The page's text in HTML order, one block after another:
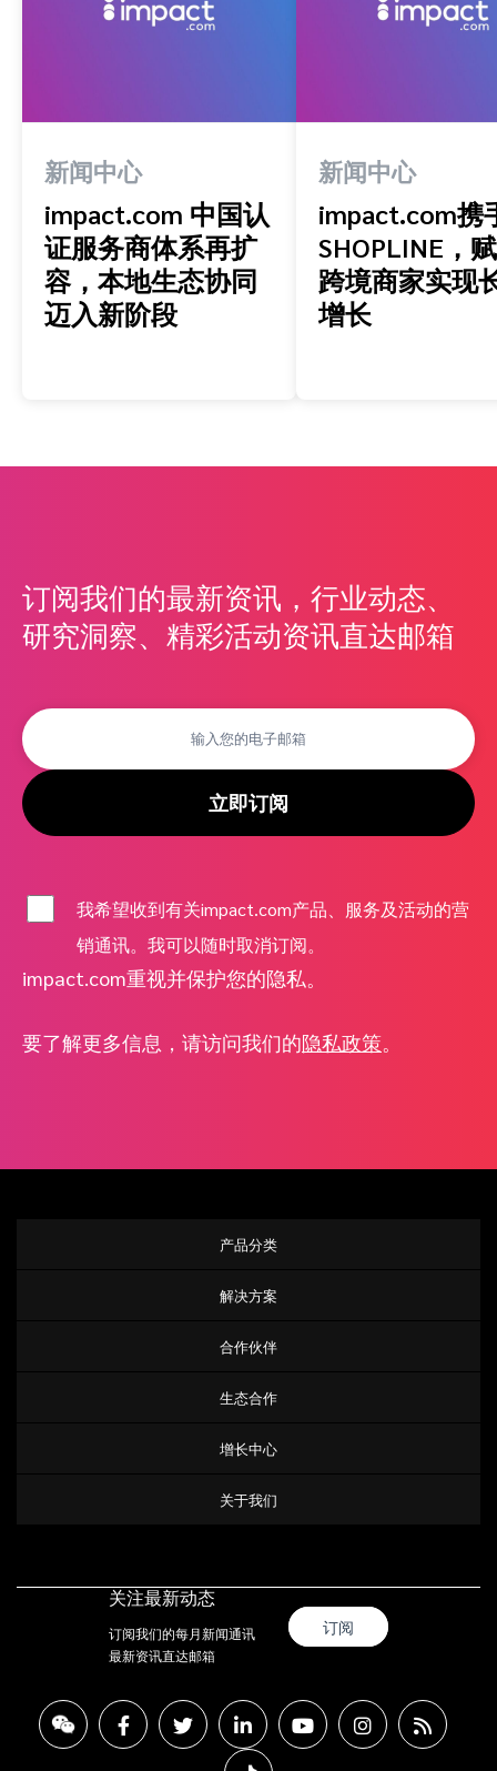
新闻中心
impact.com 中国认
证服务商体系再扩
容，本地生态协同
迈入新阶段
新闻中心
impact.com携
SHOPLINE，
跨境商家实现
增长
订阅我们的最新资讯，行业动态、
研究洞察、精彩活动资讯直达邮箱
立即订阅
我希望收到有关impact.com产品、服务及活动的营
销通讯。我可以随时取消订阅。
impact.com重视并保护您的隐私。
要了解更多信息，请访问我们的隐私政策。
产品分类
解决方案
合作伙伴
生态合作
增长中心
关于我们
关注最新动态
订阅我们的每月新闻通讯
最新资讯直达邮箱
订阅